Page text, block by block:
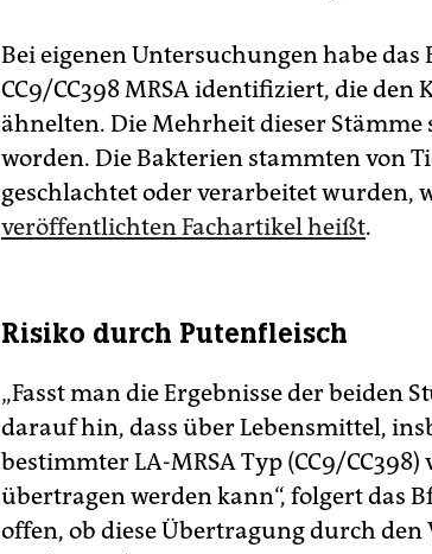
Bei eigenen Untersuchungen habe das
CC9/CC398 MRSA identifiziert, die den
ähnelten. Die Mehrheit dieser
worden. Die Bakterien stammten von
geschlachtet oder verarbeitet wurden,
veröffentlichten Fachartikel heißt.
Risiko durch Putenfleisch
„Fasst man die Ergebnisse der beiden
darauf hin, dass über Lebensmittel,
bestimmter LA-MRSA Typ (CC9/
übertragen werden kann“, folgert das
offen, ob diese Übertragung durch